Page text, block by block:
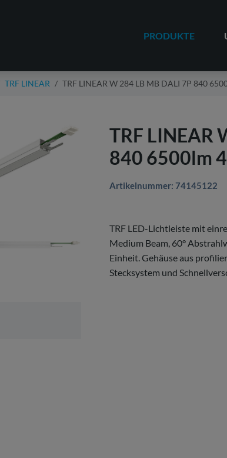
PRODUKTE
TRF LINEAR TRF LINEAR W 284 LB MB DALI 7P 840
TRF LINEAR
840 6500lm
Artikelnummer: 74145122
TRF LED-Lichtleiste mit
Medium Beam, 60°
Einheit. Gehäuse aus
Stecksystem und